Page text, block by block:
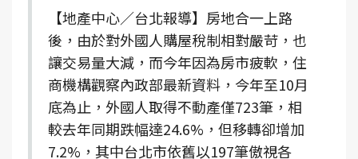
【地產中心／台北報導】房地合一上路
後，由於對外國人購屋稅制相對嚴苛，也
讓交易量大減，而今年因為房市疲軟，住
商機構觀察內政部最新資料，今年至10月
底為止，外國人取得不動產僅723筆，相
較去年同期跌幅達24.6%，但移轉卻增加
7.2%，其中台北市依舊以197筆傲視各